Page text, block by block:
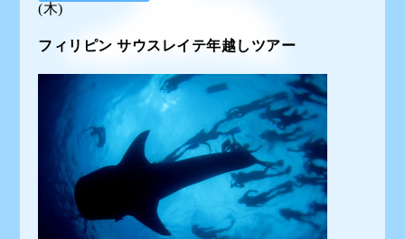
(木)
フィリピン サウスレイテ年越しツアー